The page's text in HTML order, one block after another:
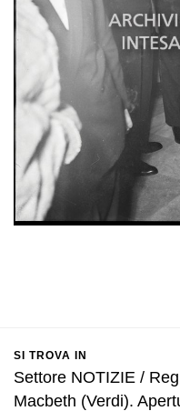
SI TROVA IN
Settore NOTIZIE /
Macbeth (Verdi).